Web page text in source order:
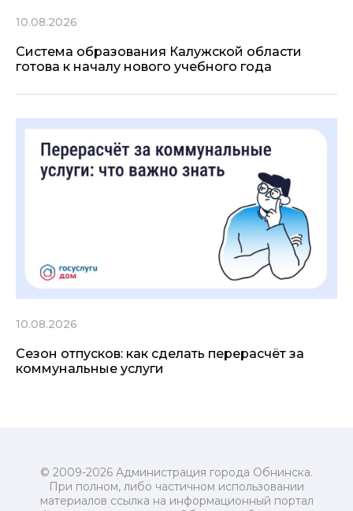
10.08.2026
Система образования Калужской области
готова к началу нового учебного года
10.08.2026
Сезон отпусков: как сделать перерасчёт за
коммунальные услуги
© 2009-2026 Администрация города Обнинска.
При полном, либо частичном использовании
материалов ссылка на информационный портал